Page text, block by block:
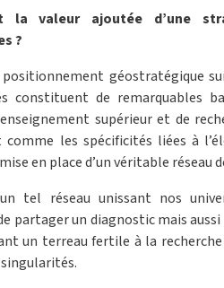
la valeur ajoutée d’une
?
géostratégique
constituent de remarquables
supérieur et de
comme les spécificités liées à
en place d’un véritable réseau
tel réseau unissant nos
partager un diagnostic mais
un terreau fertile à la
singularités.